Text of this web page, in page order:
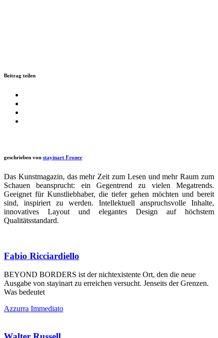
Beitrag teilen
geschrieben von stayinart Froner
Das Kunstmagazin, das mehr Zeit zum Lesen und mehr Raum zum
Schauen beansprucht: ein Gegentrend zu vielen Megatrends.
Geeignet für Kunstliebhaber, die tiefer gehen möchten und bereit
sind, inspiriert zu werden. Intellektuell anspruchsvolle Inhalte,
innovatives Layout und elegantes Design auf höchstem
Qualitätsstandard.
Fabio Ricciardiello
BEYOND BORDERS ist der nichtexistente Ort, den die neue
Ausgabe von stayinart zu erreichen versucht. Jenseits der Grenzen.
Was bedeutet
Azzurra Immediato